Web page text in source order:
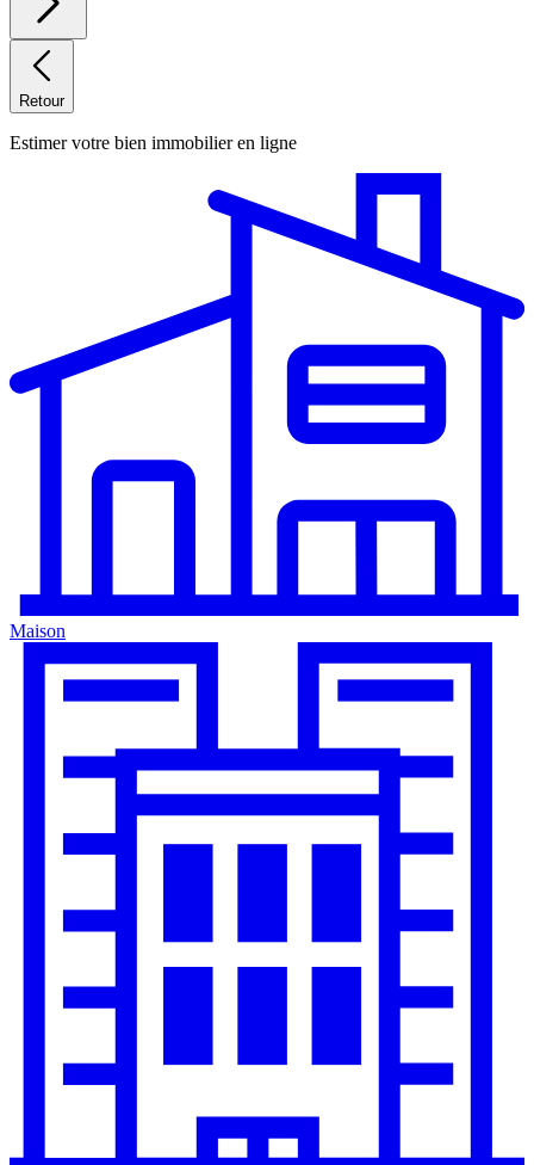
Retour
Estimer votre bien immobilier en ligne
Maison